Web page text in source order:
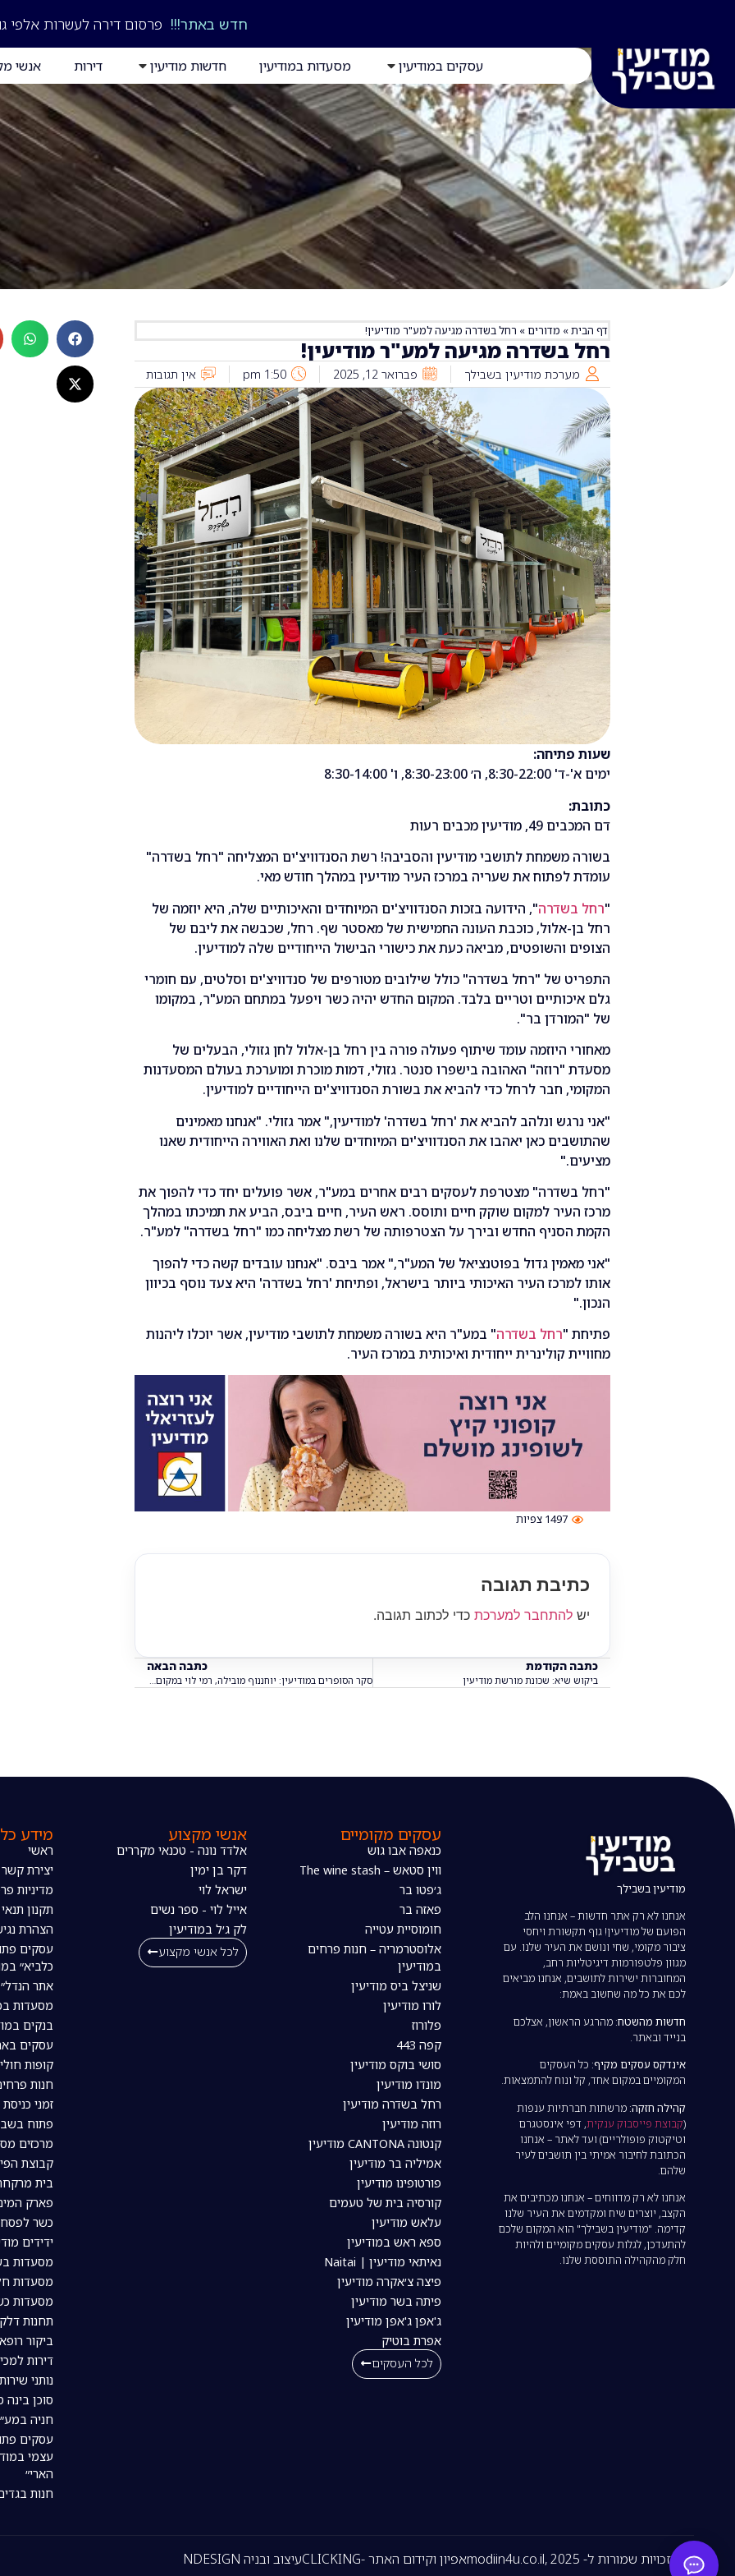
חדש באתר!!! פרסום דירה לעשרות אלפי
עסקים במודיעין מסעדות במודיעין חדשות מודיעין דירות אנשי
דף הבית» מדורים » רחל בשדרה מגיעה למע"ר מודיעין!
רחל בשדרה מגיעה למע"ר מודיעין!
מערכת מודיעין בשבילך פברואר 12, 2025 1:50 pm אין תגובות
שעות פתיחה:
ימים א'-ד' 8:30-22:00, ה׳ 8:30-23:00, ו' 8:30-14:00
כתובת:
דם המכבים 49, מודיעין מכבים רעות
בשורה משמחת לתושבי מודיעין והסביבה! רשת הסנדוויצ'ים המצליחה "רחל בשדרה"
עומדת לפתוח את שעריה במרכז העיר מודיעין במהלך חודש מאי.
"רחל בשדרה", הידועה בזכות הסנדוויצ'ים המיוחדים והאיכותיים שלה, היא יוזמה של
רחל בן-אלול, כוכבת העונה החמישית של מאסטר שף. רחל, שכבשה את ליבם של
הצופים והשופטים, מביאה כעת את כישורי הבישול הייחודיים שלה למודיעין.
התפריט של "רחל בשדרה" כולל שילובים מטורפים של סנדוויצ'ים וסלטים, עם חומרי
גלם איכותיים וטריים בלבד. המקום החדש יהיה כשר ויפעל במתחם המע"ר, במקומו
של "המורדן בר".
מאחורי היוזמה עומד שיתוף פעולה פורה בין רחל בן-אלול לחן גזולי, הבעלים של
מסעדת "רוזה" האהובה בישפרו סנטר. גזולי, דמות מוכרת ומוערכת בעולם המסעדנות
המקומי, חבר לרחל כדי להביא את בשורת הסנדוויצ'ים הייחודיים למודיעין.
"אני נרגש ונלהב להביא את 'רחל בשדרה' למודיעין," אמר גזולי. "אנחנו מאמינים
שהתושבים כאן יאהבו את הסנדוויצ'ים המיוחדים שלנו ואת האווירה הייחודית שאנו
מציעים."
"רחל בשדרה" מצטרפת לעסקים רבים אחרים במע"ר, אשר פועלים יחד כדי להפוך את
מרכז העיר למקום שוקק חיים ותוסס. ראש העיר, חיים ביבס, הביע את תמיכתו במהלך
הקמת הסניף החדש ובירך על הצטרפותה של רשת מצליחה כמו "רחל בשדרה" למע"ר.
"אני מאמין גדול בפוטנציאל של המע"ר," אמר ביבס. "אנחנו עובדים קשה כדי להפוך
אותו למרכז העיר האיכותי ביותר בישראל, ופתיחת 'רחל בשדרה' היא צעד נוסף בכיוון
הנכון."
פתיחת "רחל בשדרה" במע"ר היא בשורה משמחת לתושבי מודיעין, אשר יוכלו ליהנות
מחוויית קולינרית ייחודית ואיכותית במרכז העיר.
1497 צפיות
כתיבת תגובה
יש להתחבר למערכת כדי לכתוב תגובה.
כתבה הקודמת
ביקוש שיא: שכונת מורשת מודיעין
כתבה הבאה
מודיעין בשבילך
אנחנו לא רק אתר חדשות – אנחנו הלב
הפועם של מודיעין! גוף תקשורת ויחסי
ציבור מקומי, שחי ונושם את העיר שלנו. עם
מגוון פלטפורמות דיגיטליות רחב,
המחוברות ישירות לתושבים, אנחנו מביאים
לכם את כל מה שחשוב באמת:
חדשות מהשטח: מהרגע הראשון, אצלכם
בנייד ובאתר.
אינדקס עסקים מקיף: כל העסקים
המקומיים במקום אחד, קל ונוח להתמצאות.
קהילה חזקה: מרשתות חברתיות ענפות
(קבוצת פייסבוק ענקית, דפי אינסטגרם
וטיקטוק פופולריים) ועד לאתר – אנחנו
הכתובת לחיבור אמיתי בין תושבים לעיר
שלהם.
אנחנו לא רק מדווחים – אנחנו מכתיבים את
הקצב, יוצרים שיח ומקדמים את העיר שלנו
קדימה. "מודיעין בשבילך" הוא המקום שלכם
להתעדכן, לגלות עסקים מקומיים ולהיות
חלק מהקהילה התוססת שלנו.
עסקים מקומיים
כנאפה אבו גוש
ווין סטאש – The wine stash
ג׳פטו בר
פאזה בר
חומוסיית עטייה
אלוסטרמריה – חנות פרחים
במודיעין
שניצל ביס מודיעין
לורו מודיעין
פלורוז
קפה 443
סושי בוקס מודיעין
מונדו מודיעין
רחל בשדרה מודיעין
רוזה מודיעין
קנטונה CANTONA מודיעין
אמיליה בר מודיעין
פורטופינו מודיעין
קורסיה בית של טעמים
עלאש מודיעין
ספא ראש במודיעין
נאיתאי מודיעין | Naitai
פיצה צ׳אקרה מודיעין
פיתה בשר מודיעין
ג'אפן ג'אפן מודיעין
אפרת בוטיק
לכל העסקים
אנשי מקצוע
אלדד נונה - טכנאי מקררים
דקר בן ימין
ישראל לוי
אייל לוי - ספר נשים
לק ג׳ל במודיעין
לכל אנשי מקצוע
מידע
ראשי
יצירת קשר
מדיניות
תקנון
הצהרת
עסקים
כלביא״
אתר
מסעדות
בנקים
עסקים
קופות
חנות
זמני
פתוח
מרכזים
קבוצת
בית
פארק
כשר לפסח
ידידים
מסעדות
מסעדות
מסעדות
תחנות
ביקור
דירות
נותני
סוכן בינה
חניה
עסקים
עצמי
הארי״
חנות
כל הזכויות שמורות ל- modiin4u.co.il, 2025 עיצוב ובניה NDESIGN אפיון וקידום האתר -CLICKING